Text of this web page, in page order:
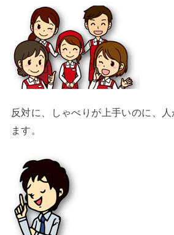
反対に、しゃべりが上手いのに、
ます。